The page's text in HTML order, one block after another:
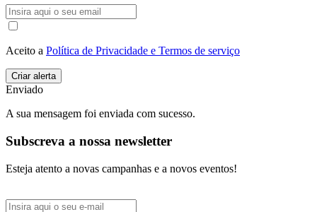
Aceito a Política de Privacidade e Termos de serviço
Enviado
A sua mensagem foi enviada com sucesso.
Subscreva a nossa newsletter
Esteja atento a novas campanhas e a novos eventos!